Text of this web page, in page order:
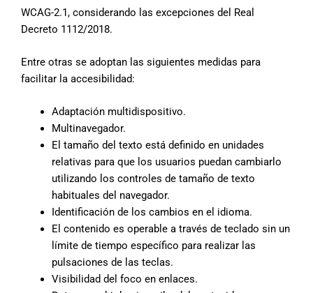
WCAG-2.1, considerando las excepciones del Real
Decreto 1112/2018.
Entre otras se adoptan las siguientes medidas para
facilitar la accesibilidad:
Adaptación multidispositivo.
Multinavegador.
El tamaño del texto está definido en unidades
relativas para que los usuarios puedan cambiarlo
utilizando los controles de tamaño de texto
habituales del navegador.
Identificación de los cambios en el idioma.
El contenido es operable a través de teclado sin un
límite de tiempo específico para realizar las
pulsaciones de las teclas.
Visibilidad del foco en enlaces.